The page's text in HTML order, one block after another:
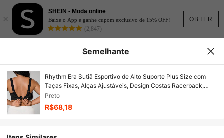
OBTER
×
SHEIN - Moda online
Baixe o App e ganhe cupom exclusivo de 15% OFF!
(2,847)
Semelhante
Rhythm Era Sutiã Esportivo de Alto Suporte Plus Size com
Taças Fixas, Alças Ajustáveis, Design Costas Racerback,
Roupa Íntima de Ajuste Justo
Preto
R$68,18